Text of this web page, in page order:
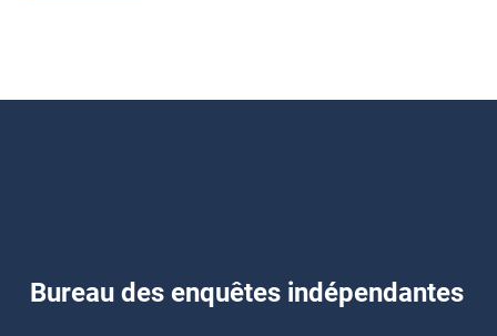
Bureau des enquêtes indépendantes